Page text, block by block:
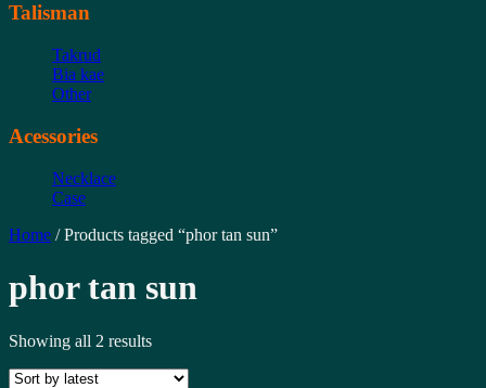
Talisman
Takrud
Bia kae
Other
Acessories
Necklace
Case
Home / Products tagged “phor tan sun”
phor tan sun
Showing all 2 results